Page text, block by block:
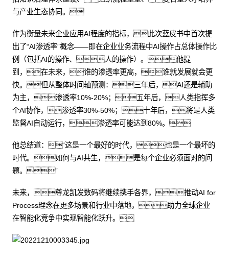
与产业生态协同。
作为衡量未来企业应用AI程度的指标，此次蓝皮书中首次提
出了“AI渗透率”概念——即在企业业务流程中AI操作占总体操作比
例（包括AI的操作、人的操作）。他提
到，在未来，谁的渗透率更高，谁就发展就会更
快。但从整体时间轴预测：三年后，AI还是辅助
为主，渗透率10%-20%；五年后，人类指挥多
个AI协作，渗透率30%-50%；十年后，将是人类
监督AI自动运行，渗透率可能达到80%。
他总结道：“这是一个最好的时代，也是一个最坏的
时代。如何与AI共生，是每个企业必须面对的问
题。”
未来，尊龙凯发数码将继续携手各界，推动AI for
Process理念在更多场景和行业中落地，助力全球企业
在智能化竞争中实现智能化跃升。